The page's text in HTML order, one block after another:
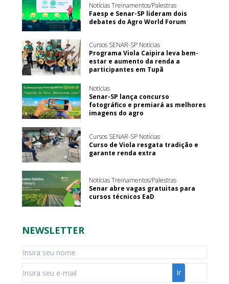
Notícias Treinamentos/Palestras
Faesp e Senar-SP lideram dois
debates do Agro World Forum
Cursos SENAR-SP Notícias
Programa Viola Caipira leva bem-
estar e aumento da renda a
participantes em Tupã
Notícias
Senar-SP lança concurso
fotográfico e premiará as melhores
imagens do agro
Cursos SENAR-SP Notícias
Curso de Viola resgata tradição e
garante renda extra
Notícias Treinamentos/Palestras
Senar abre vagas gratuitas para
cursos técnicos EaD
NEWSLETTER